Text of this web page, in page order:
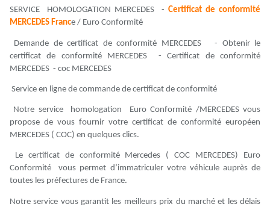
SERVICE HOMOLOGATION MERCEDES - Certificat de conformité
MERCEDES France / Euro Conformité
Demande de certificat de conformité MERCEDES - Obtenir le
certificat de conformité MERCEDES - Certificat de conformité
MERCEDES - coc MERCEDES
Service en ligne de commande de certificat de conformité
Notre service homologation Euro Conformité /MERCEDES vous
propose de vous fournir votre certificat de conformité européen
MERCEDES ( COC) en quelques clics.
Le certificat de conformité Mercedes ( COC MERCEDES) Euro
Conformité vous permet d’immatriculer votre véhicule auprès de
toutes les préfectures de France.
Notre service vous garantit les meilleurs prix du marché et les délais